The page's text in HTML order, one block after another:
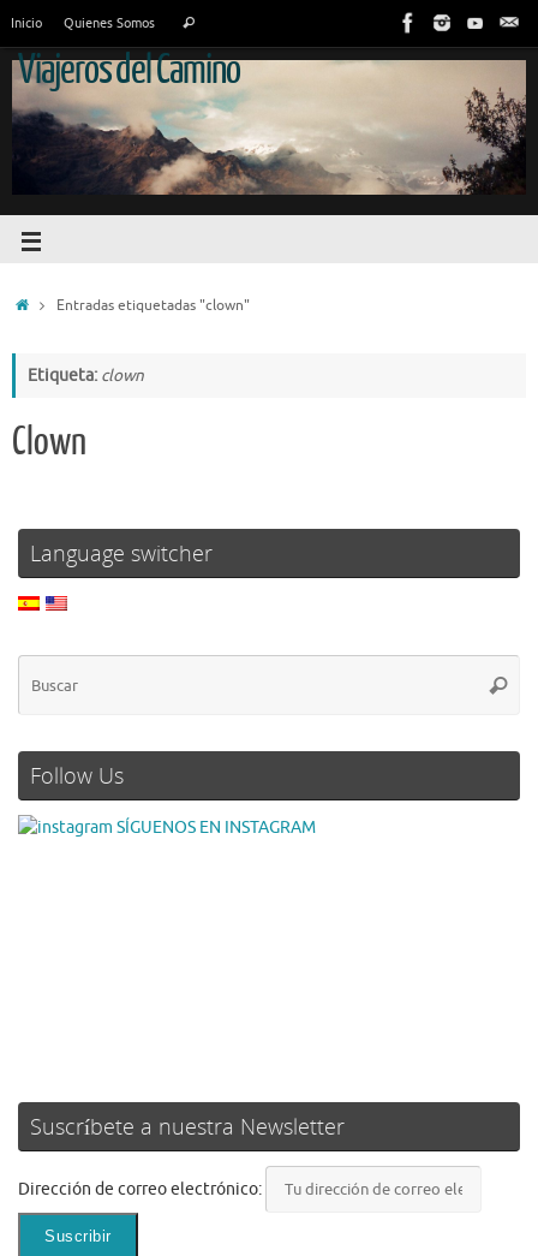
Inicio Quienes Somos
Viajeros del Camino
Entradas etiquetadas "clown"
Etiqueta: clown
Clown
Language switcher
Follow Us
SÍGUENOS EN INSTAGRAM
Suscríbete a nuestra Newsletter
Dirección de correo electrónico: